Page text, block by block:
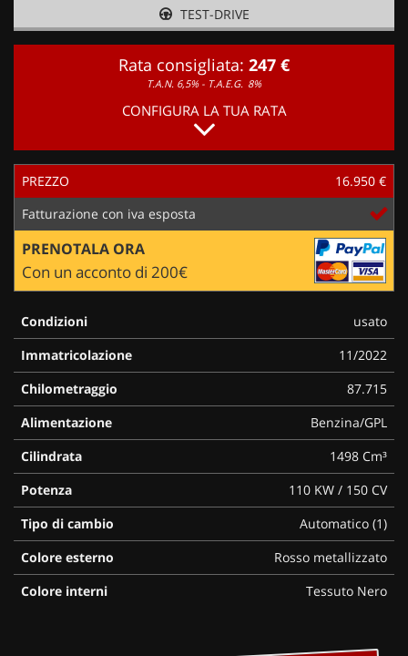
TEST-DRIVE
Rata consigliata: 247 €
T.A.N. 6,5% - T.A.E.G. 8%
CONFIGURA LA TUA RATA
PREZZO
16.950 €
Fatturazione con iva esposta
PRENOTALA ORA
Con un acconto di 200€
Condizioni
usato
Immatricolazione
11/2022
Chilometraggio
87.715
Alimentazione
Benzina/GPL
Cilindrata
1498 Cm³
Potenza
110 KW / 150 CV
Tipo di cambio
Automatico (1)
Colore esterno
Rosso metallizzato
Colore interni
Tessuto Nero